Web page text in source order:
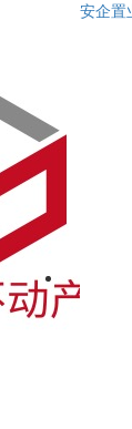
安企置